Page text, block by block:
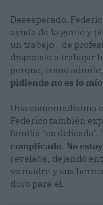
Desesperado,
ayuda de la gente y
un trabajo - de
dispuesto a trabajar
porque, como
pidiendo no es lo mío
Una comentadísima
Federico también
familia "es delicada". "
complicado. No
revelaba, dejando
su madre y sus
duro para él.